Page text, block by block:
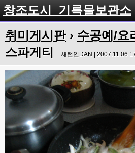
창조도시_기록물보관소
취미게시판› 수공예/요
스파게티
새턴인DAN | 2007.11.06